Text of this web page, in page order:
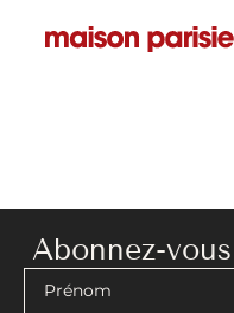
Abonnez-